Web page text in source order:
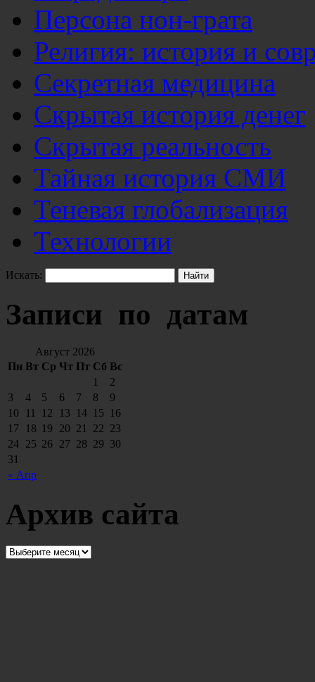
Персона нон-грата
Религия: история и
Секретная медицина
Скрытая история денег
Скрытая реальность
Тайная история СМИ
Теневая глобализация
Технологии
Искать:
Записи по датам
Август 2026
Пн Вт Ср Чт Пт Сб Вс
« Апр
1
2
3
4 5 6 7 8
9
10
11 12 13 14 15
16
17
18 19 20 21 22 23
24 25 26 27 28 29 30
31
Архив сайта